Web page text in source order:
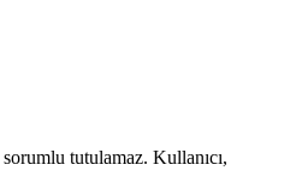
tutulamaz. Kullanıcı,